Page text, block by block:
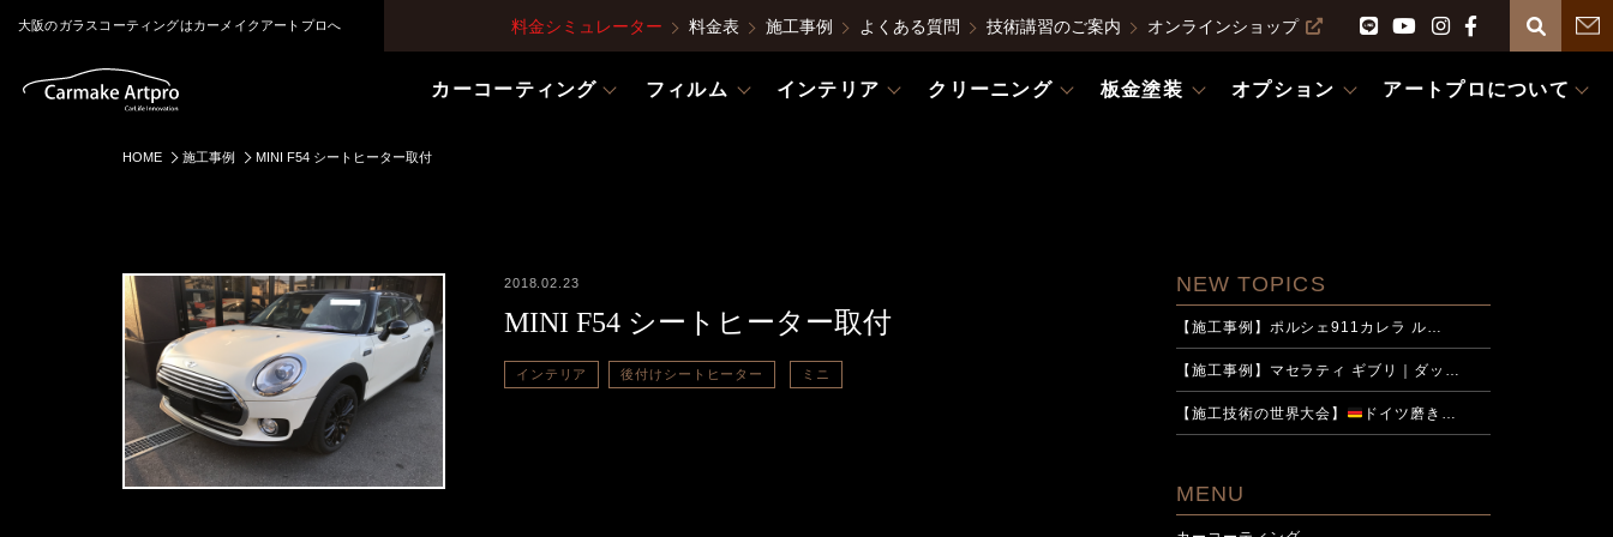
大阪のガラスコーティングはカーメイクアートプロへ 料金シミュレーター 料金表 施工事例 よくある質問 技術講習のご案内 オンラインショップ
カーコーティング フィルム インテリア クリーニング 板金塗装 オプション アートプロについて
HOME 施工事例 MINI F54 シートヒーター取付
2018.02.23
MINI F54 シートヒーター取付
インテリア 後付けシートヒーター ミニ
NEW TOPICS
【施工事例】ポルシェ911カレラ ル…
【施工事例】マセラティ ギブリ｜ダッ…
【施工技術の世界大会】 ドイツ磨き…
MENU